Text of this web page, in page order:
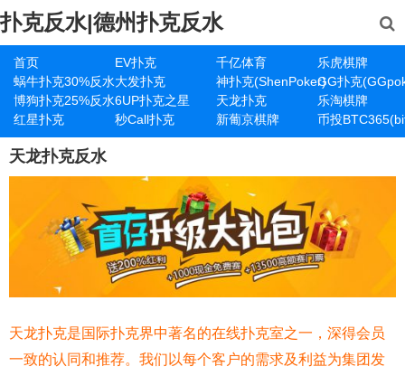
扑克反水|德州扑克反水
首页 EV扑克 千亿体育
乐虎棋牌
蜗牛扑克30%反水大发扑克 神扑克(ShenPoker)GG扑克
博狗扑克25%反水6UP扑克之星 天龙扑克
乐淘棋牌
红星扑克
秒Call扑克 新葡京棋牌 币投
天龙扑克反水
天龙扑克是国际扑克界中著名的在线扑克室之一，深得会员
一致的认同和推荐。我们以每个客户的需求及利益为集团发